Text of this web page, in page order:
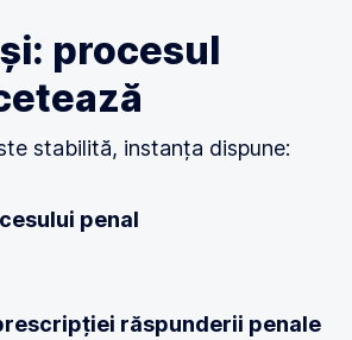
procesul
stabilită, instanța dispune:
penal
răspunderii penale